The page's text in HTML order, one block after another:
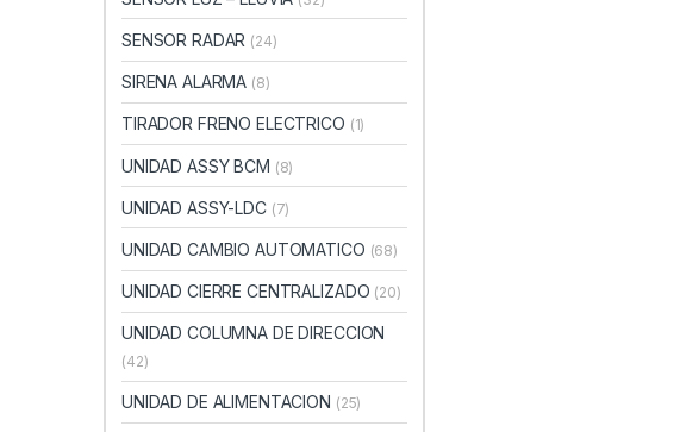
SENSOR RADAR (24)
SIRENA ALARMA (8)
TIRADOR FRENO ELECTRICO (1)
UNIDAD ASSY BCM (8)
UNIDAD ASSY-LDC (7)
UNIDAD CAMBIO AUTOMATICO (68)
UNIDAD CIERRE CENTRALIZADO (20)
UNIDAD COLUMNA DE DIRECCION
(42)
UNIDAD DE ALIMENTACION (25)